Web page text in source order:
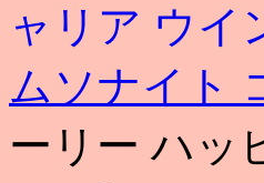
ャリア ウイ
ムソナイト
ーリー ハッ